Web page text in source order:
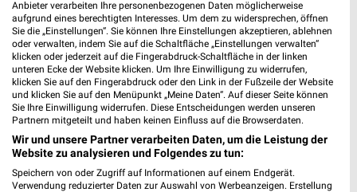
49762 Lathen
Heute 09:00 - 19:00 Uhr | Geöffnet
411,89 km
KiK Lathen
49762 Lathen
Heute 09:00 - 19:00 Uhr | Geöffnet
Anbieter verarbeiten Ihre personenbezogenen Daten möglicherweise
aufgrund eines berechtigten Interesses. Um dem zu widersprechen, öffnen
Sie die „Einstellungen“. Sie können Ihre Einstellungen akzeptieren, ablehnen
oder verwalten, indem Sie auf die Schaltfläche „Einstellungen verwalten“
klicken oder jederzeit auf die Fingerabdruck-Schaltfläche in der linken
unteren Ecke der Website klicken. Um Ihre Einwilligung zu widerrufen,
klicken Sie auf den Fingerabdruck oder den Link in der Fußzeile der Website
und klicken Sie auf den Menüpunkt „Meine Daten“. Auf dieser Seite können
Sie Ihre Einwilligung widerrufen. Diese Entscheidungen werden unseren
Partnern mitgeteilt und haben keinen Einfluss auf die Browserdaten.
Wir und unsere Partner verarbeiten Daten, um die Leistung der
Website zu analysieren und Folgendes zu tun:
Speichern von oder Zugriff auf Informationen auf einem Endgerät.
Verwendung reduzierter Daten zur Auswahl von Werbeanzeigen. Erstellung